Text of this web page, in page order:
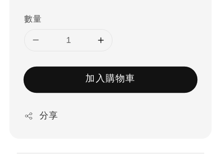
數量
加入購物車
分享